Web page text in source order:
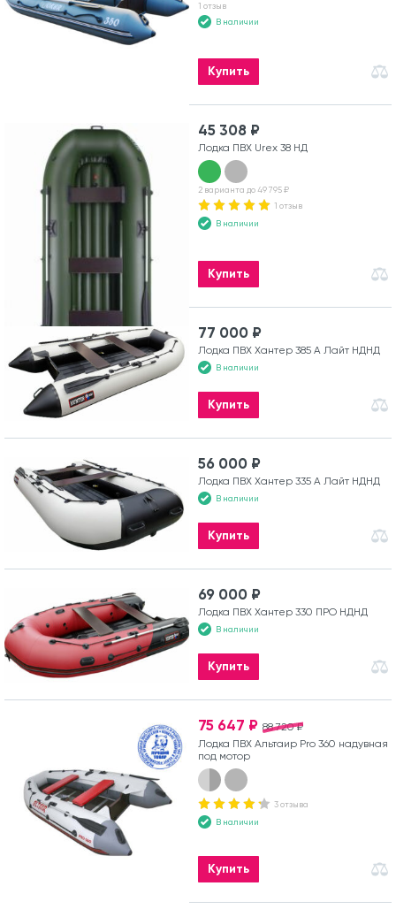
1 отзыв
В наличии
Купить
45 308 ₽
Лодка ПВХ Urex 38 НД
2 варианта до 49 795 ₽
1 отзыв
В наличии
Купить
77 000 ₽
Лодка ПВХ Хантер 385 А Лайт НДНД
В наличии
Купить
56 000 ₽
Лодка ПВХ Хантер 335 А Лайт НДНД
В наличии
Купить
69 000 ₽
Лодка ПВХ Хантер 330 ПРО НДНД
В наличии
Купить
88 720 ₽
75 647 ₽
Лодка ПВХ Альтаир Pro 360 надувная
под мотор
3 отзыва
В наличии
Купить